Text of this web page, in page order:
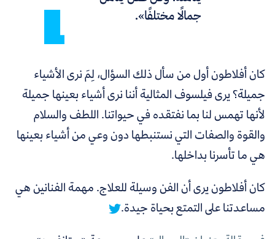
جمالًا مختلفًا».
كان أفلاطون أول من سأل ذلك السؤال، لِمَ نرى الأشياء
جميلة؟ يرى فيلسوف المثالية أننا نرى أشياء بعينها جميلة
لأنها تهمس لنا بما نفتقده في حيواتنا. اللطف والسلام
والقوة والصفات التي نستنبطها دون وعي من أشياء بعينها
هي ما تأسرنا بداخلها.
كان أفلاطون يرى أن الفن وسيلة للعلاج. مهمة الفنانين هي
مساعدتنا على التمتع بحياة جيدة.